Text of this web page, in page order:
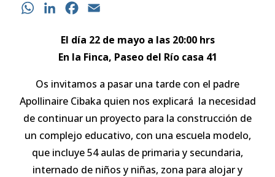
WhatsAppLinkedInFacebook
El día 22 de mayo a las 20:00 hrs
En la Finca, Paseo del Río casa 41
Os invitamos a pasar una tarde con el padre
Apollinaire Cibaka quien nos explicará la necesidad
de continuar un proyecto para la construcción de
un complejo educativo, con una escuela modelo,
que incluye 54 aulas de primaria y secundaria,
internado de niños y niñas, zona para alojar y